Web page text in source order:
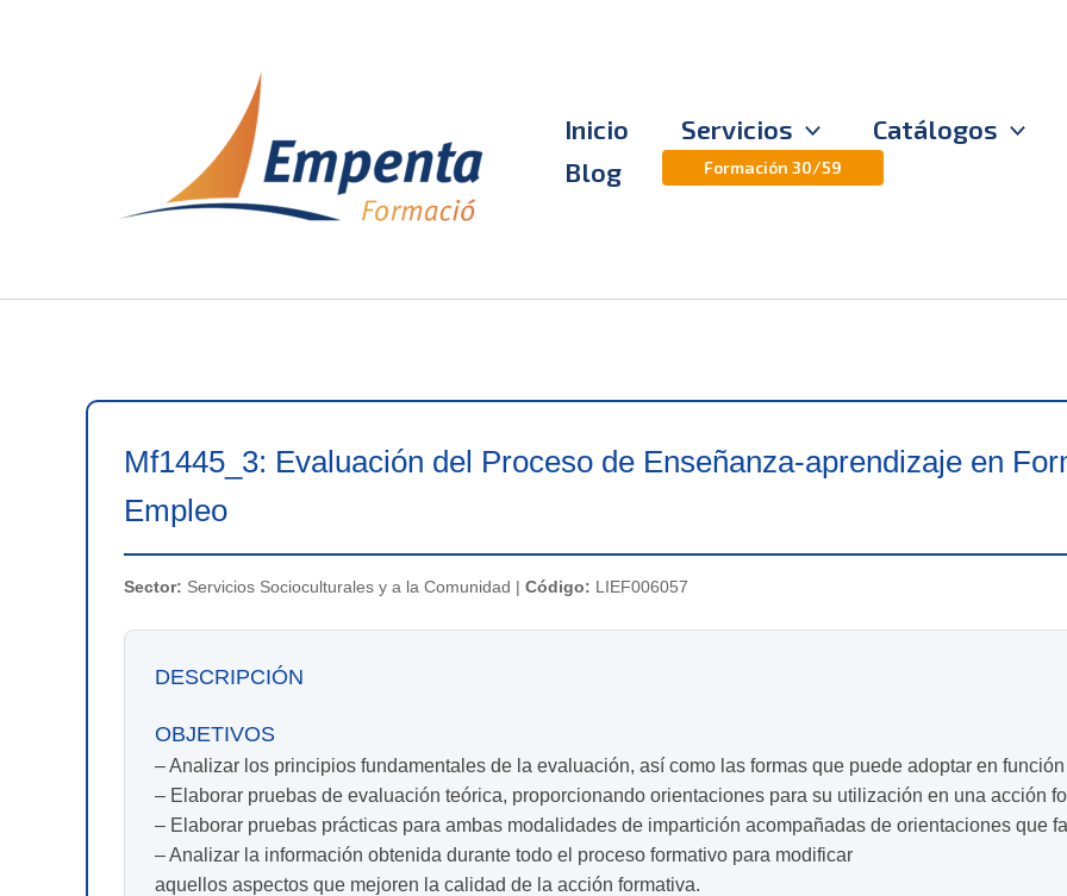
Inicio Servicios Catálogos
Blog
Formación 30/59
Mf1445_3: Evaluación del Proceso de Enseñanza-aprendizaje en
Empleo
Sector: Servicios Socioculturales y a la Comunidad | Código: LIEF006057
DESCRIPCIÓN
OBJETIVOS
– Analizar los principios fundamentales de la evaluación, así como las formas que puede adoptar en
– Elaborar pruebas de evaluación teórica, proporcionando orientaciones para su utilización en una acción
– Elaborar pruebas prácticas para ambas modalidades de impartición acompañadas de orientaciones que
– Analizar la información obtenida durante todo el proceso formativo para modificar
aquellos aspectos que mejoren la calidad de la acción formativa.